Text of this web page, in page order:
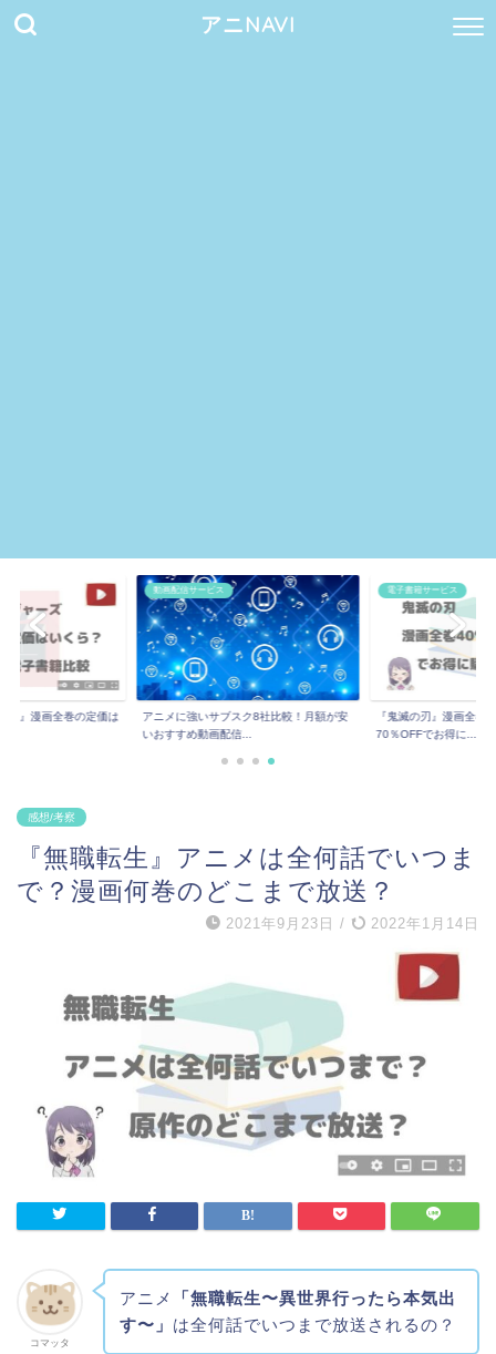
アニNAVI
ズ』漫画全巻の定価は
動画配信サービス
アニメに強いサブスク8社比較！月額が安
いおすすめ動画配信...
電子書籍サービス
『鬼滅の刃』漫画全巻
70％OFFでお得に...
感想/考察
『無職転生』アニメは全何話でいつま
で？漫画何巻のどこまで放送？
2021年9月23日 / 2022年1月14日
コマッタ
アニメ
「無職転生〜異世界行ったら本気出
す〜」 は全何話でいつまで放送されるの？